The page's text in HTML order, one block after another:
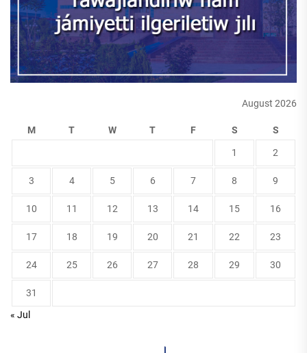
August 2026
M T W T F S S
1 2
3 4 5 6 7 8 9
10 11 12 13 14 15 16
17 18 19 20 21 22 23
24 25 26 27 28 29 30
31
« Jul